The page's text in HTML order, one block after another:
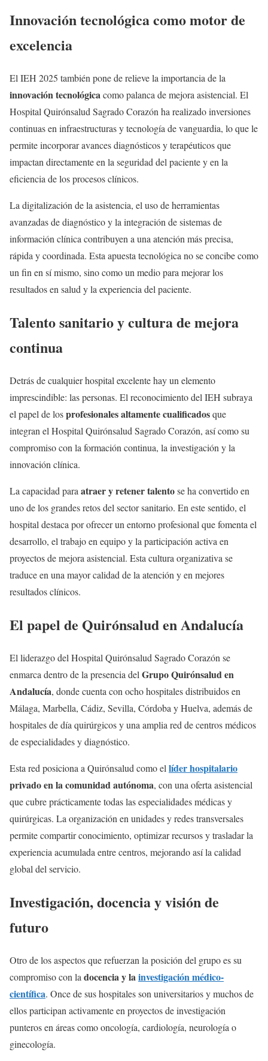
Innovación tecnológica como motor de
excelencia
El IEH 2025 también pone de relieve la importancia de la
innovación tecnológicacomo palanca de mejora asistencial. El
Hospital Quirónsalud Sagrado Corazón ha realizado inversiones
continuas en infraestructuras y tecnología de vanguardia, lo que le
permite incorporar avances diagnósticos y terapéuticos que
impactan directamente en la seguridad del paciente y en la
eficiencia de los procesos clínicos.
La digitalización de la asistencia, el uso de herramientas
avanzadas de diagnóstico y la integración de sistemas de
información clínica contribuyen a una atención más precisa,
rápida y coordinada. Esta apuesta tecnológica no se concibe como
un fin en sí mismo, sino como un medio para mejorar los
resultados en salud y la experiencia del paciente.
Talento sanitario y cultura de mejora
continua
Detrás de cualquier hospital excelente hay un elemento
imprescindible: las personas. El reconocimiento del IEH subraya
el papel de losprofesionales altamente cualificadosque
integran el Hospital Quirónsalud Sagrado Corazón, así como su
compromiso con la formación continua, la investigación y la
innovación clínica.
La capacidad para atraer y retener talentose ha convertido en
uno de los grandes retos del sector sanitario. En este sentido, el
hospital destaca por ofrecer un entorno profesional que fomenta el
desarrollo, el trabajo en equipo y la participación activa en
proyectos de mejora asistencial. Esta cultura organizativa se
traduce en una mayor calidad de la atención y en mejores
resultados clínicos.
El papel de Quirónsalud en Andalucía
El liderazgo del Hospital Quirónsalud Sagrado Corazón se
enmarca dentro de la presencia del Grupo Quirónsalud en
Andalucía, donde cuenta con ocho hospitales distribuidos en
Málaga, Marbella, Cádiz, Sevilla, Córdoba y Huelva, además de
hospitales de día quirúrgicos y una amplia red de centros médicos
de especialidades y diagnóstico.
Esta red posiciona a Quirónsalud como el líder hospitalario
privado en la comunidad autónoma, con una oferta asistencial
que cubre prácticamente todas las especialidades médicas y
quirúrgicas. La organización en unidades y redes transversales
permite compartir conocimiento, optimizar recursos y trasladar la
experiencia acumulada entre centros, mejorando así la calidad
global del servicio.
Investigación, docencia y visión de
futuro
Otro de los aspectos que refuerzan la posición del grupo es su
compromiso con la docencia y lainvestigación médico-
científica. Once de sus hospitales son universitarios y muchos de
ellos participan activamente en proyectos de investigación
punteros en áreas como oncología, cardiología, neurología o
ginecología.